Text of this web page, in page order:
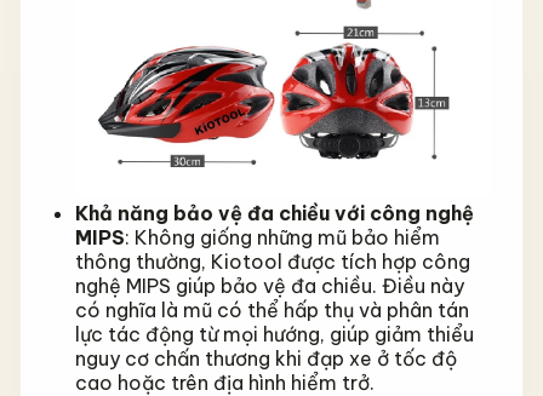
Khả năng bảo vệ đa chiều với công nghệ
MIPS: Không giống những mũ bảo hiểm
thông thường, Kiotool được tích hợp công
nghệ MIPS giúp bảo vệ đa chiều. Điều này
có nghĩa là mũ có thể hấp thụ và phân tán
lực tác động từ mọi hướng, giúp giảm thiểu
nguy cơ chấn thương khi đạp xe ở tốc độ
cao hoặc trên địa hình hiểm trở.